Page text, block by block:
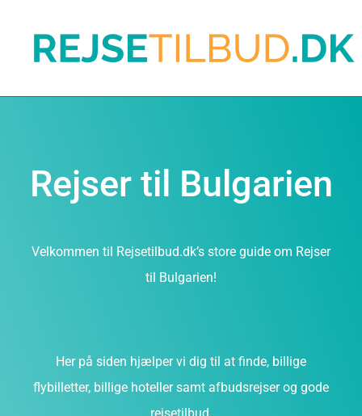
Rejser til Bulgarien
Velkommen til Rejsetilbud.dk’s store guide om Rejser
til Bulgarien!
Her på siden hjælper vi dig til at finde, billige
flybilletter, billige hoteller samt afbudsrejser og gode